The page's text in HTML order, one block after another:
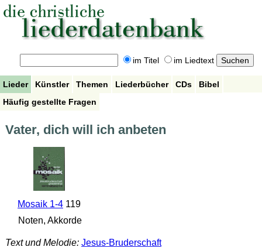
im Titel im Liedtext
Lieder Künstler Themen Liederbücher CDs
Bibel
Häufig gestellte Fragen
Vater, dich will ich anbeten
Mosaik 1-4119
Noten, Akkorde
Text und Melodie: Jesus-Bruderschaft